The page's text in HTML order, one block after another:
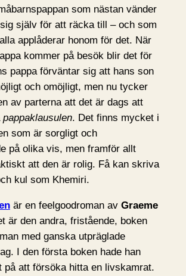
som nästan vänder
själv för att räcka till – och som
applåderar honom för det. När
kommer på besök blir det för
pappa förväntar sig att hans son
och omöjligt, men nu tycker
av parterna att det är dags att
pappaklausulen. Det finns mycket i
som är sorgligt och
på olika vis, men framför allt
att den är rolig. Få kan skriva
kul som Khemiri.
är en feelgoodroman av Graeme
är den andra, fristående, boken
med ganska utpräglade
I den första boken hade han
på att försöka hitta en livskamrat.